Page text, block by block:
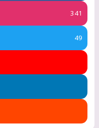
341
49